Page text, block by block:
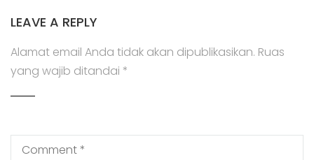
LEAVE A REPLY
Alamat email Anda tidak akan dipublikasikan. Ruas
yang wajib ditandai *